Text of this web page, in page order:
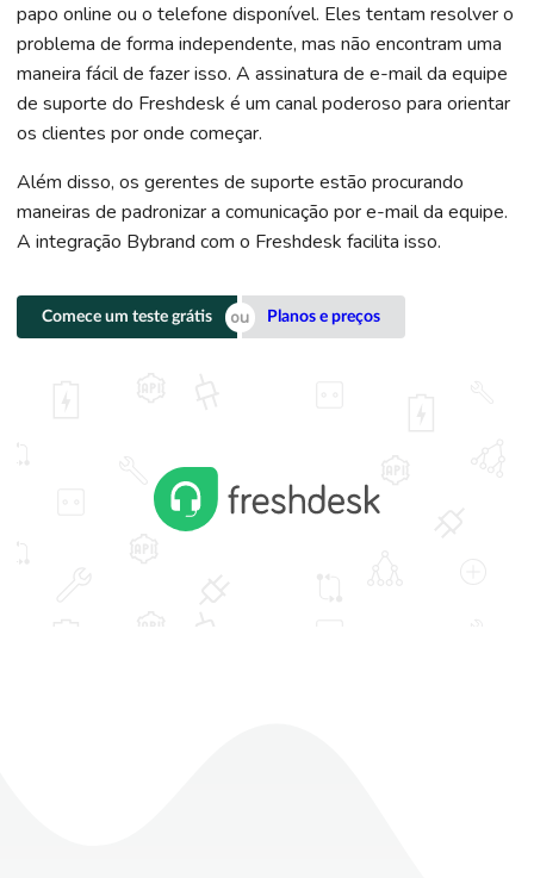
papo online ou o telefone disponível. Eles tentam resolver o
problema de forma independente, mas não encontram uma
maneira fácil de fazer isso. A assinatura de e-mail da equipe
de suporte do Freshdesk é um canal poderoso para orientar
os clientes por onde começar.
Além disso, os gerentes de suporte estão procurando
maneiras de padronizar a comunicação por e-mail da equipe.
A integração Bybrand com o Freshdesk facilita isso.
Comece um teste grátis Planos e preços